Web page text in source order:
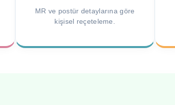
MR ve postür detaylarına göre
kişisel reçeteleme.